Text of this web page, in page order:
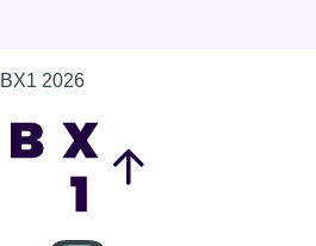
BX1 2026